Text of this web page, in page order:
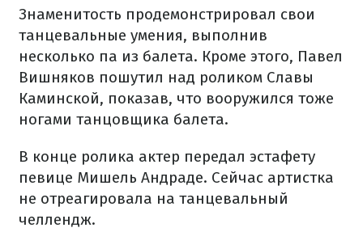
Знаменитость продемонстрировал свои
танцевальные умения, выполнив
несколько па из балета. Кроме этого, Павел
Вишняков пошутил над роликом Славы
Каминской, показав, что вооружился тоже
ногами танцовщика балета.
В конце ролика актер передал эстафету
певице Мишель Андраде. Сейчас артистка
не отреагировала на танцевальный
челлендж.